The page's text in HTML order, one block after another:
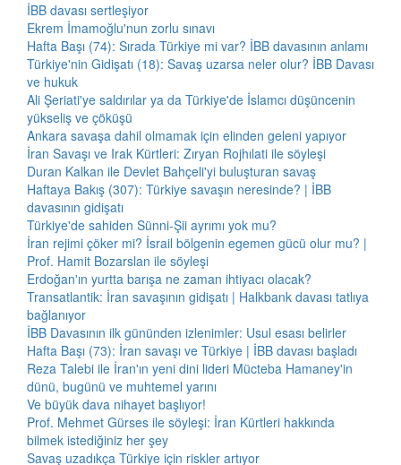
İBB davası sertleşiyor
Ekrem İmamoğlu'nun zorlu sınavı
Hafta Başı (74): Sırada Türkiye mi var? İBB davasının anlamı
Türkiye'nin Gidişatı (18): Savaş uzarsa neler olur? İBB Davası
ve hukuk
Ali Şeriati'ye saldırılar ya da Türkiye'de İslamcı düşüncenin
yükseliş ve çöküşü
Ankara savaşa dahil olmamak için elinden geleni yapıyor
İran Savaşı ve Irak Kürtleri: Zıryan Rojhılati ile söyleşi
Duran Kalkan ile Devlet Bahçeli'yi buluşturan savaş
Haftaya Bakış (307): Türkiye savaşın neresinde? | İBB
davasının gidişatı
Türkiye'de sahiden Sünni-Şii ayrımı yok mu?
İran rejimi çöker mi? İsrail bölgenin egemen gücü olur mu? |
Prof. Hamit Bozarslan ile söyleşi
Erdoğan'ın yurtta barışa ne zaman ihtiyacı olacak?
Transatlantik: İran savaşının gidişatı | Halkbank davası tatlıya
bağlanıyor
İBB Davasının ilk gününden izlenimler: Usul esası belirler
Hafta Başı (73): İran savaşı ve Türkiye | İBB davası başladı
Reza Talebi ile İran'ın yeni dini lideri Mücteba Hamaney'in
dünü, bugünü ve muhtemel yarını
Ve büyük dava nihayet başlıyor!
Prof. Mehmet Gürses ile söyleşi: İran Kürtleri hakkında
bilmek istediğiniz her şey
Savaş uzadıkça Türkiye için riskler artıyor